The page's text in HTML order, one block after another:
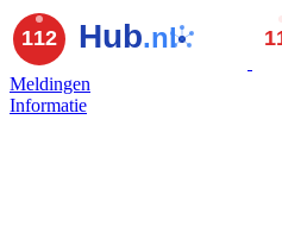
Meldingen
Informatie